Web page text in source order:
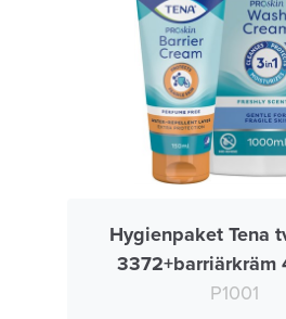
Hygienpaket Tena
3372+barriärkräm
P1001